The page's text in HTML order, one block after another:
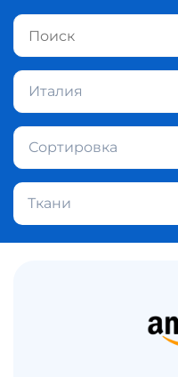
Италия
Сортировка
Ткани